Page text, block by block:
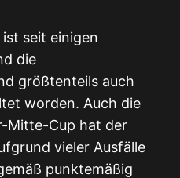
seit einigen
die
größtenteils auch
worden. Auch die
Mitte-Cup hat der
vieler Ausfälle
punktemäßig